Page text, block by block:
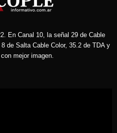
En Canal 10, la señal 29 de Cable
de Salta Cable Color, 35.2 de TDA y
mejor imagen.